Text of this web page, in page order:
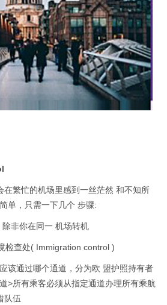
在繁忙的机场里感到一丝茫然 和不知所
单，只需一下几个 步骤:
非你在同一 机场转机
检查处( Immigration control )
该通过哪个通道，分为欧 盟护照持有者
>所有乘客必须从指定通道办理所有乘航
队伍